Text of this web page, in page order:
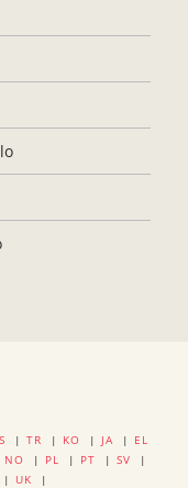
| TR | KO | JA | EL
NO | PL | PT | SV |
| UK |